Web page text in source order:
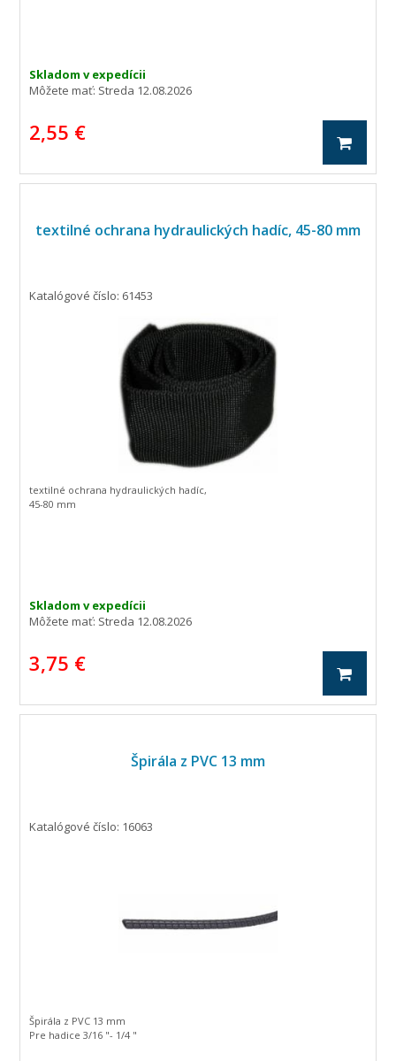
Skladom v expedícii
Môžete mať: Streda 12.08.2026
2,55 €
textilné ochrana hydraulických hadíc, 45-80 mm
Katalógové číslo: 61453
Skladom v expedícii
Môžete mať: Streda 12.08.2026
3,75 €
textilné ochrana hydraulických hadíc,
45-80 mm
Špirála z PVC 13 mm
Katalógové číslo: 16063
Špirála z PVC 13 mm
Pre hadice 3/16 "- 1/4 "